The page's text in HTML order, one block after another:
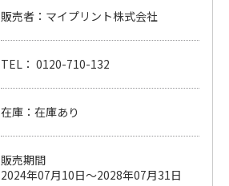
販売者：マイプリント株式会社
TEL： 0120-710-132
在庫：在庫あり
販売期間
2024年07月10日～2028年07月31日